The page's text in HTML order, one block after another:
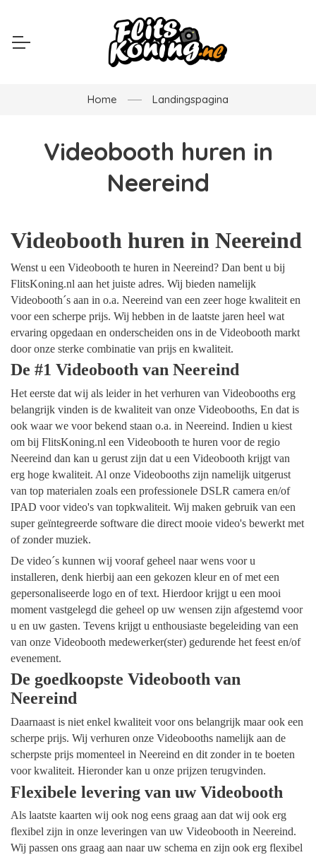
Home Landingspagina
Videobooth huren in
Neereind
Videobooth huren in Neereind
Wenst u een Videobooth te huren in Neereind? Dan bent u bij
FlitsKoning.nl aan het juiste adres. Wij bieden namelijk
Videobooth´s aan in o.a. Neereind van een zeer hoge kwaliteit en
voor een scherpe prijs. Wij hebben in de laatste jaren heel wat
ervaring opgedaan en onderscheiden ons in de Videobooth markt
door onze sterke combinatie van prijs en kwaliteit.
De #1 Videobooth van Neereind
Het eerste dat wij als leider in het verhuren van Videobooths erg
belangrijk vinden is de kwaliteit van onze Videobooths, En dat is
ook waar we voor bekend staan o.a. in Neereind. Indien u kiest
om bij FlitsKoning.nl een Videobooth te huren voor de regio
Neereind dan kan u gerust zijn dat u een Videobooth krijgt van
erg hoge kwaliteit. Al onze Videobooths zijn namelijk uitgerust
van top materialen zoals een professionele DSLR camera en/of
IPAD voor video's van topkwaliteit. Wij maken gebruik van een
super geïntegreerde software die direct mooie video's bewerkt met
of zonder muziek.
De video´s kunnen wij vooraf geheel naar wens voor u
installeren, denk hierbij aan een gekozen kleur en of met een
gepersonaliseerde logo en of text. Hierdoor krijgt u een mooi
moment vastgelegd die geheel op uw wensen zijn afgestemd voor
u en uw gasten. Tevens krijgt u enthousiaste begeleiding van een
van onze Videobooth medewerker(ster) gedurende het feest en/of
evenement.
De goedkoopste Videobooth van
Neereind
Daarnaast is niet enkel kwaliteit voor ons belangrijk maar ook een
scherpe prijs. Wij verhuren onze Videobooths namelijk aan de
scherpste prijs momenteel in Neereind en dit zonder in te boeten
voor kwaliteit. Hieronder kan u onze prijzen terugvinden.
Flexibele levering van uw Videobooth
Als laatste kaarten wij ook nog eens graag aan dat wij ook erg
flexibel zijn in onze leveringen van uw Videobooth in Neereind.
Wij passen ons graag aan naar uw schema en zijn ook erg flexibel